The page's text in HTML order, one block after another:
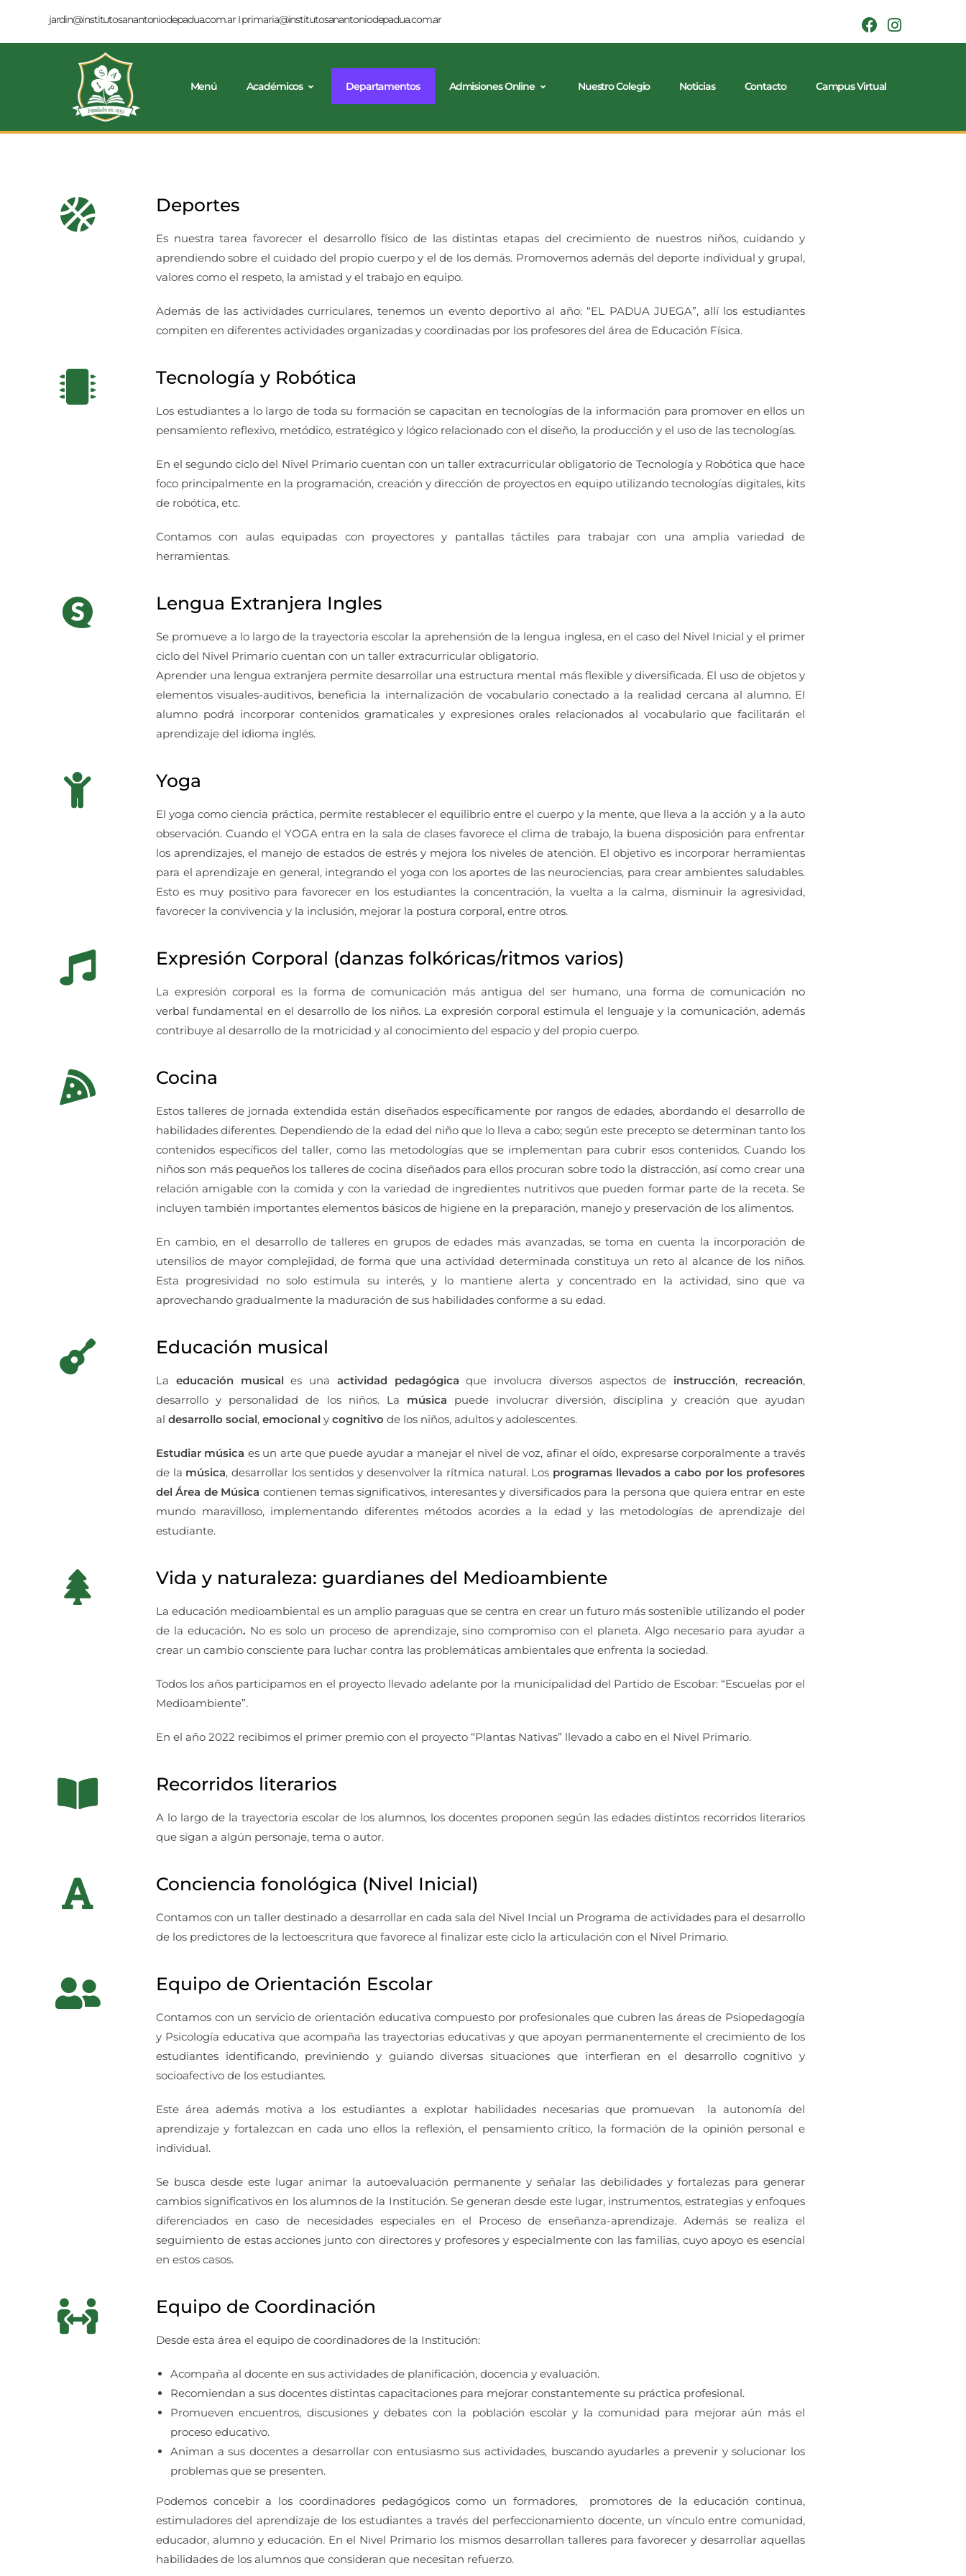
jardin@institutosanantoniodepadua.com.arIprimaria@institutosanantoniodepadua.com.ar
Menú Académicos Departamentos Admisiones Online Nuestro Colegio Noticias Contacto Campus Virtual
Deportes
Es nuestra tarea favorecer el desarrollo físico de las distintas etapas del crecimiento de nuestros niños, cuidando y
aprendiendo sobre el cuidado del propio cuerpo y el de los demás. Promovemos además del deporte individual y grupal,
valores como el respeto, la amistad y el trabajo en equipo.
Además de las actividades curriculares, tenemos un evento deportivo al año: “EL PADUA JUEGA”, allí los estudiantes
compiten en diferentes actividades organizadas y coordinadas por los profesores del área de Educación Física.
Tecnología y Robótica
Los estudiantes a lo largo de toda su formación se capacitan en tecnologías de la información para promover en ellos un
pensamiento reflexivo, metódico, estratégico y lógico relacionado con el diseño, la producción y el uso de las tecnologías.
En el segundo ciclo del Nivel Primario cuentan con un taller extracurricular obligatorio de Tecnología y Robótica que hace
foco principalmente en la programación, creación y dirección de proyectos en equipo utilizando tecnologías digitales, kits
de robótica, etc.
Contamos con aulas equipadas con proyectores y pantallas táctiles para trabajar con una amplia variedad de
herramientas.
Lengua Extranjera Ingles
Se promueve a lo largo de la trayectoria escolar la aprehensión de la lengua inglesa, en el caso del Nivel Inicial y el primer
ciclo del Nivel Primario cuentan con un taller extracurricular obligatorio.
Aprender una lengua extranjera permite desarrollar una estructura mental más flexible y diversificada. El uso de objetos y
elementos visuales-auditivos, beneficia la internalización de vocabulario conectado a la realidad cercana al alumno. El
alumno podrá incorporar contenidos gramaticales y expresiones orales relacionados al vocabulario que facilitarán el
aprendizaje del idioma inglés.
Yoga
El yoga como ciencia práctica, permite restablecer el equilibrio entre el cuerpo y la mente, que lleva a la acción y a la auto
observación. Cuando el YOGA entra en la sala de clases favorece el clima de trabajo, la buena disposición para enfrentar
los aprendizajes, el manejo de estados de estrés y mejora los niveles de atención. El objetivo es incorporar herramientas
para el aprendizaje en general, integrando el yoga con los aportes de las neurociencias, para crear ambientes saludables.
Esto es muy positivo para favorecer en los estudiantes la concentración, la vuelta a la calma, disminuir la agresividad,
favorecer la convivencia y la inclusión, mejorar la postura corporal, entre otros.
Expresión Corporal (danzas folkóricas/ritmos varios)
La expresión corporal es la forma de comunicación más antigua del ser humano, una forma de comunicación no
verbal fundamental en el desarrollo de los niños. La expresión corporal estimula el lenguaje y la comunicación, además
contribuye al desarrollo de la motricidad y al conocimiento del espacio y del propio cuerpo.
Cocina
Estos talleres de jornada extendida están diseñados específicamente por rangos de edades, abordando el desarrollo de
habilidades diferentes. Dependiendo de la edad del niño que lo lleva a cabo; según este precepto se determinan tanto los
contenidos específicos del taller, como las metodologías que se implementan para cubrir esos contenidos. Cuando los
niños son más pequeños los talleres de cocina diseñados para ellos procuran sobre todo la distracción, así como crear una
relación amigable con la comida y con la variedad de ingredientes nutritivos que pueden formar parte de la receta. Se
incluyen también importantes elementos básicos de higiene en la preparación, manejo y preservación de los alimentos.
En cambio, en el desarrollo de talleres en grupos de edades más avanzadas, se toma en cuenta la incorporación de
utensilios de mayor complejidad, de forma que una actividad determinada constituya un reto al alcance de los niños.
Esta progresividad no solo estimula su interés, y lo mantiene alerta y concentrado en la actividad, sino que va
aprovechando gradualmente la maduración de sus habilidades conforme a su edad.
Educación musical
La educación musical es una actividad pedagógica que involucra diversos aspectos de instrucción, recreación,
desarrollo y personalidad de los niños. La música puede involucrar diversión, disciplina y creación que ayudan
al desarrollo social, emocional y cognitivo de los niños, adultos y adolescentes.
Estudiar música es un arte que puede ayudar a manejar el nivel de voz, afinar el oído, expresarse corporalmente a través
de la música, desarrollar los sentidos y desenvolver la rítmica natural. Los programas llevados a cabo por los profesores
del Área de Música contienen temas significativos, interesantes y diversificados para la persona que quiera entrar en este
mundo maravilloso, implementando diferentes métodos acordes a la edad y las metodologías de aprendizaje del
estudiante.
Vida y naturaleza: guardianes del Medioambiente
La educación medioambiental es un amplio paraguas que se centra en crear un futuro más sostenible utilizando el poder
de la educación. No es solo un proceso de aprendizaje, sino compromiso con el planeta. Algo necesario para ayudar a
crear un cambio consciente para luchar contra las problemáticas ambientales que enfrenta la sociedad.
Todos los años participamos en el proyecto llevado adelante por la municipalidad del Partido de Escobar: “Escuelas por el
Medioambiente”.
En el año 2022 recibimos el primer premio con el proyecto “Plantas Nativas” llevado a cabo en el Nivel Primario.
Recorridos literarios
A lo largo de la trayectoria escolar de los alumnos, los docentes proponen según las edades distintos recorridos literarios
que sigan a algún personaje, tema o autor.
Conciencia fonológica (Nivel Inicial)
Contamos con un taller destinado a desarrollar en cada sala del Nivel Incial un Programa de actividades para el desarrollo
de los predictores de la lectoescritura que favorece al finalizar este ciclo la articulación con el Nivel Primario.
Equipo de Orientación Escolar
Contamos con un servicio de orientación educativa compuesto por profesionales que cubren las áreas de Psiopedagogía
y Psicología educativa que acompaña las trayectorias educativas y que apoyan permanentemente el crecimiento de los
estudiantes identificando, previniendo y guiando diversas situaciones que interfieran en el desarrollo cognitivo y
socioafectivo de los estudiantes.
Este área además motiva a los estudiantes a explotar habilidades necesarias que promuevan la autonomía del
aprendizaje y fortalezcan en cada uno ellos la reflexión, el pensamiento crítico, la formación de la opinión personal e
individual.
Se busca desde este lugar animar la autoevaluación permanente y señalar las debilidades y fortalezas para generar
cambios significativos en los alumnos de la Institución. Se generan desde este lugar, instrumentos, estrategias y enfoques
diferenciados en caso de necesidades especiales en el Proceso de enseñanza-aprendizaje. Además se realiza el
seguimiento de estas acciones junto con directores y profesores y especialmente con las familias, cuyo apoyo es esencial
en estos casos.
Equipo de Coordinación
Desde esta área el equipo de coordinadores de la Institución:
Acompaña al docente en sus actividades de planificación, docencia y evaluación.
Recomiendan a sus docentes distintas capacitaciones para mejorar constantemente su práctica profesional.
Promueven encuentros, discusiones y debates con la población escolar y la comunidad para mejorar aún más el
proceso educativo.
Animan a sus docentes a desarrollar con entusiasmo sus actividades, buscando ayudarles a prevenir y solucionar los
problemas que se presenten.
Podemos concebir a los coordinadores pedagógicos como un formadores, promotores de la educación continua,
estimuladores del aprendizaje de los estudiantes a través del perfeccionamiento docente, un vínculo entre comunidad,
educador, alumno y educación. En el Nivel Primario los mismos desarrollan talleres para favorecer y desarrollar aquellas
habilidades de los alumnos que consideran que necesitan refuerzo.